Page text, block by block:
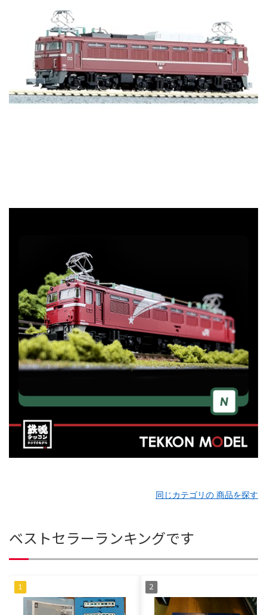
同じカテゴリの 商品を探す
ベストセラーランキングです